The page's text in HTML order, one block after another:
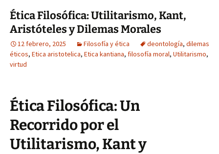
Ética Filosófica: Utilitarismo, Kant,
Aristóteles y Dilemas Morales
12 febrero, 2025 Filosofía y ética deontología, dilemas
éticos, Etica aristotelica, Etica kantiana, filosofía moral, Utilitarismo,
virtud
Ética Filosófica: Un
Recorrido por el
Utilitarismo, Kant y